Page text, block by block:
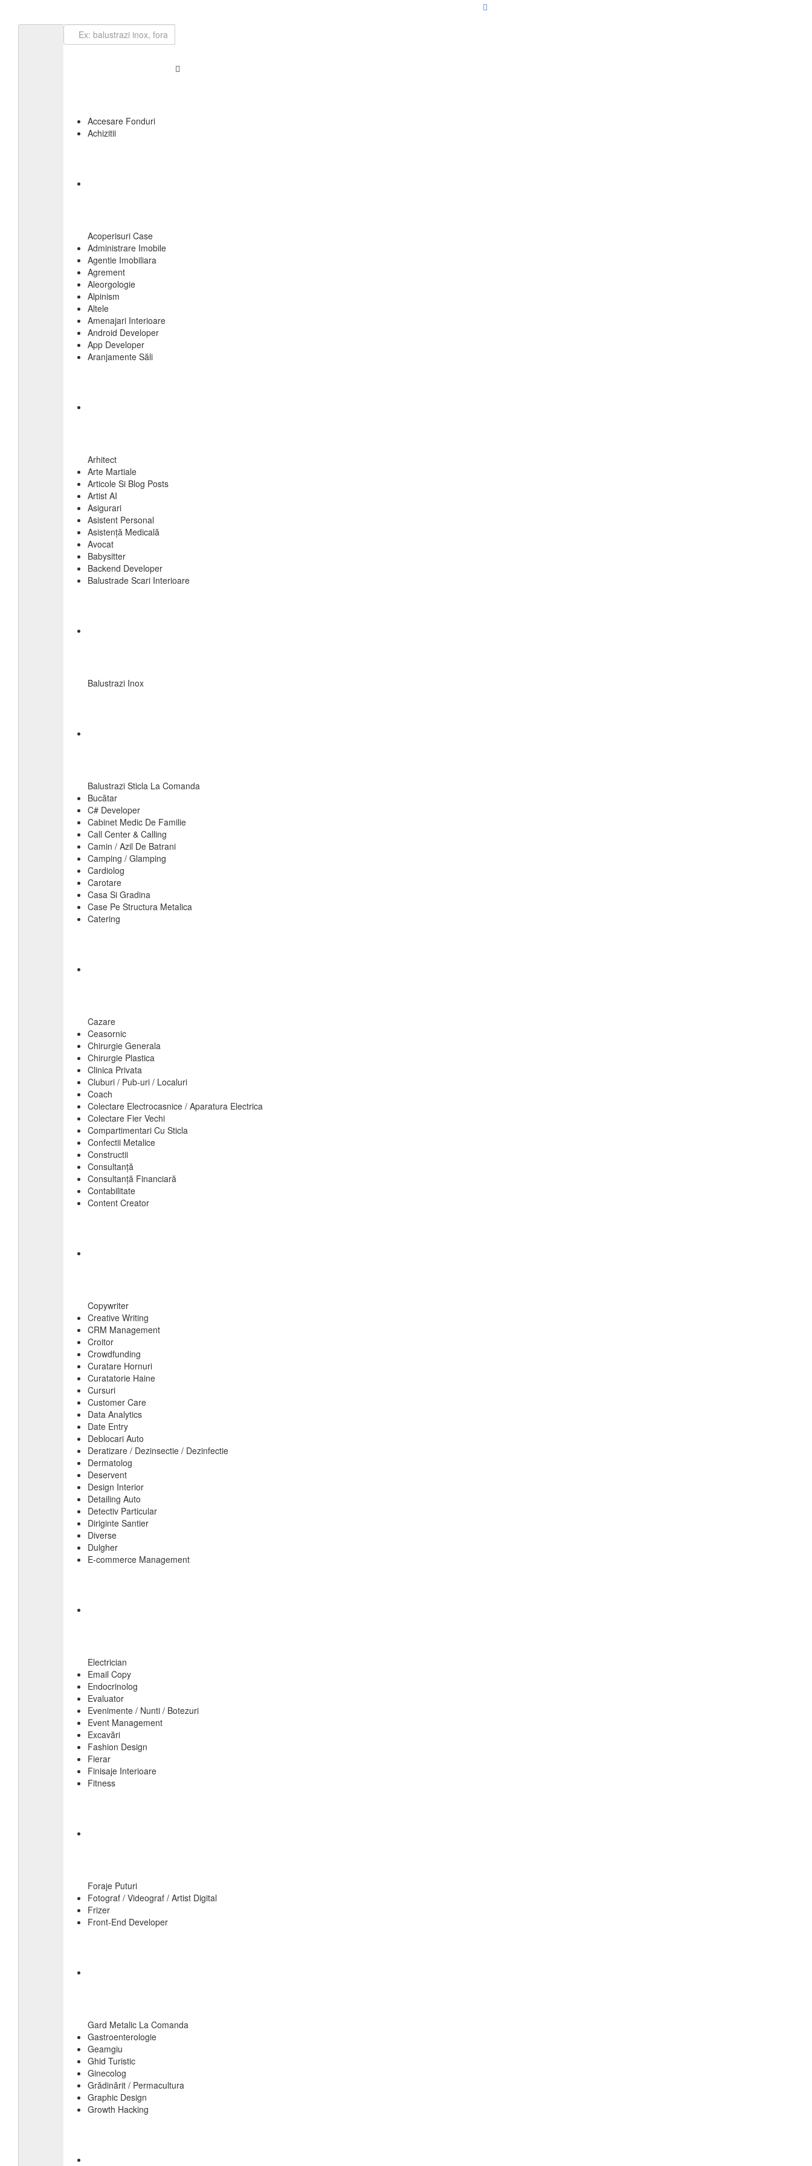
Accesare Fonduri
Achizitii
Acoperisuri Case
Administrare Imobile
Agentie Imobiliara
Agrement
Aleorgologie
Alpinism
Altele
Amenajari Interioare
Android Developer
App Developer
Aranjamente Săli
Arhitect
Arte Martiale
Articole Si Blog Posts
Artist AI
Asigurari
Asistent Personal
Asistență Medicală
Avocat
Babysitter
Backend Developer
Balustrade Scari Interioare
Balustrazi Inox
Balustrazi Sticla La Comanda
Bucătar
C# Developer
Cabinet Medic De Familie
Call Center & Calling
Camin / Azil De Batrani
Camping / Glamping
Cardiolog
Carotare
Casa Si Gradina
Case Pe Structura Metalica
Catering
Cazare
Ceasornic
Chirurgie Generala
Chirurgie Plastica
Clinica Privata
Cluburi / Pub-uri / Localuri
Coach
Colectare Electrocasnice / Aparatura Electrica
Colectare Fier Vechi
Compartimentari Cu Sticla
Confectii Metalice
Constructii
Consultanță
Consultanță Financiară
Contabilitate
Content Creator
Copywriter
Creative Writing
CRM Management
Croitor
Crowdfunding
Curatare Hornuri
Curatatorie Haine
Cursuri
Customer Care
Data Analytics
Date Entry
Deblocari Auto
Deratizare / Dezinsectie / Dezinfectie
Dermatolog
Deservent
Design Interior
Detailing Auto
Detectiv Particular
Diriginte Santier
Diverse
Dulgher
E-commerce Management
Electrician
Email Copy
Endocrinolog
Evaluator
Evenimente / Nunti / Botezuri
Event Management
Excavări
Fashion Design
Fierar
Finisaje Interioare
Fitness
Foraje Puturi
Fotograf / Videograf / Artist Digital
Frizer
Front-End Developer
Gard Metalic La Comanda
Gastroenterologie
Geamgiu
Ghid Turistic
Ginecolog
Grădinărit / Permacultura
Graphic Design
Growth Hacking